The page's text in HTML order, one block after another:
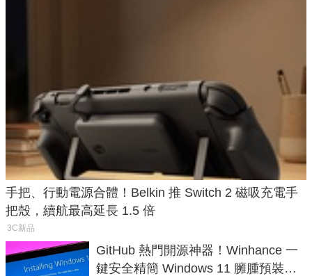
手把、行動電源合體！Belkin 推 Switch 2 磁吸充電手
把殼，續航最高延長 1.5 倍
3C新品
GitHub 熱門開源神器！Winhance 一
鍵安全精簡 Windows 11 臃腫預裝軟